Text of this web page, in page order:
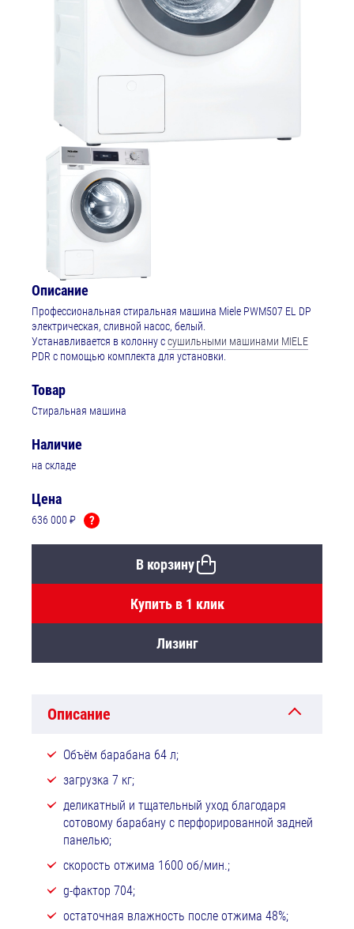
Описание
Профессиональная стиральная машина Miele PWM507 EL DP
электрическая, сливной насос, белый.
Устанавливается в колонну ссушильными машинами MIELE
PDR с помощью комплекта для установки.
Товар
Стиральная машина
Наличие
на складе
Цена
636 000 ₽ ?
В корзину
Купить в 1 клик
Лизинг
Описание
Объём барабана 64 л;
загрузка 7 кг;
деликатный и тщательный уход благодаря
сотовому барабану с перфорированной задней
панелью;
скорость отжима 1600 об/мин.;
g-фактор 704;
остаточная влажность после отжима 48%;